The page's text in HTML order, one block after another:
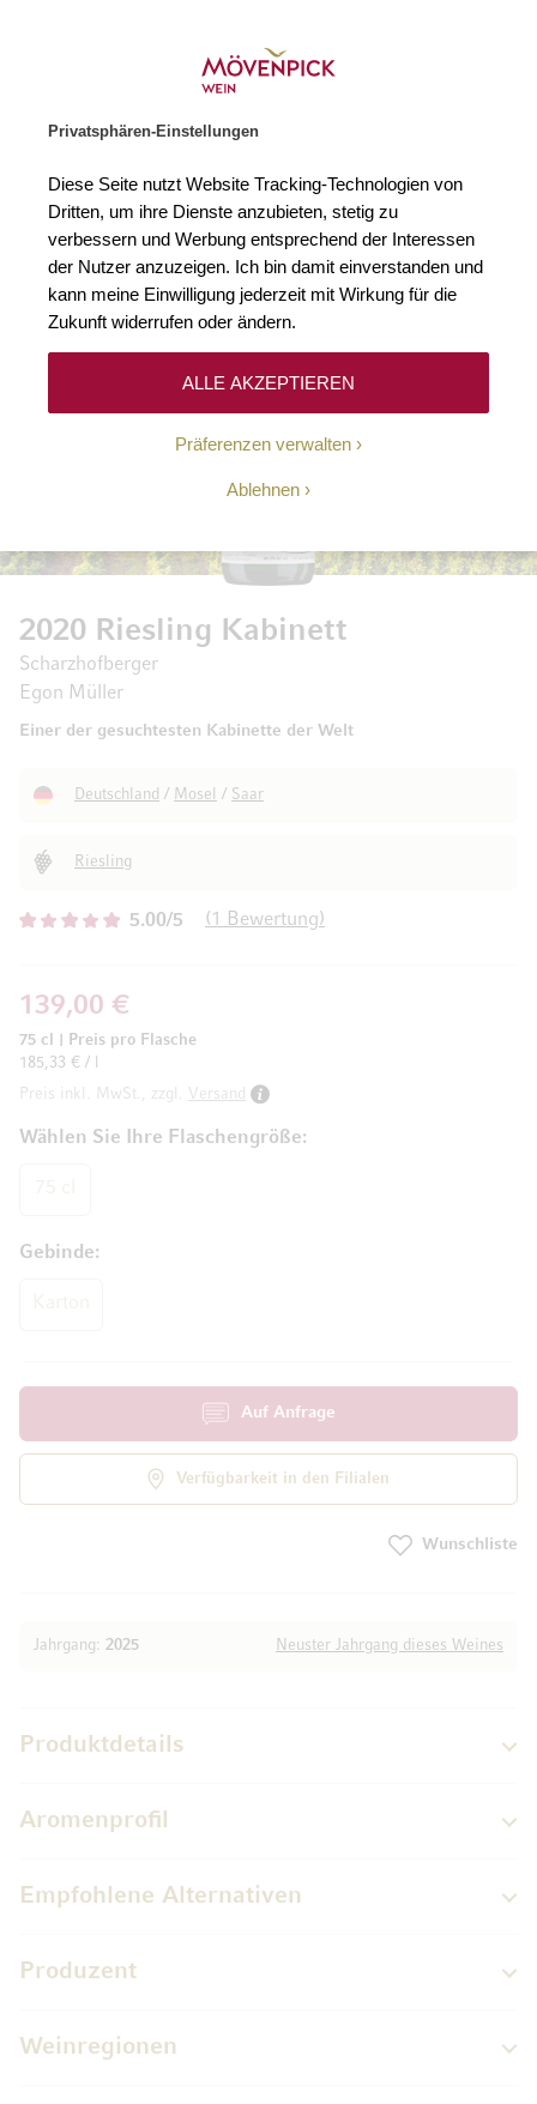
Privatsphären-Einstellungen
Diese Seite nutzt Website Tracking-Technologien von
Dritten, um ihre Dienste anzubieten, stetig zu
verbessern und Werbung entsprechend der Interessen
der Nutzer anzuzeigen. Ich bin damit einverstanden und
kann meine Einwilligung jederzeit mit Wirkung für die
Zukunft widerrufen oder ändern.
Präferenzen verwalten
Ablehnen
ALLE AKZEPTIEREN
5.00/5 1 Bewertung
2020 Riesling Kabinett
Scharzhofberger
Egon Müller
Einer der gesuchtesten Kabinette der Welt
Deutschland / Mosel / Saar
Riesling
Jahrgang: 2025 Neuster Jahrgang dieses Weines
Wählen Sie Ihre Flaschengröße
Gebinde
139,00 €
75 cl
Preis pro Flasche
185,33 € / l
Preis inkl. MwSt., zzgl.
Versand
Auf Anfrage
Verfügbarkeit in den Filialen
Wunschliste
Zum Ende der Bildgalerie springen
Zum Anfang der
Produktdetails
Aromenprofil
Empfohlene Alternativen
Produzent
Weinregionen